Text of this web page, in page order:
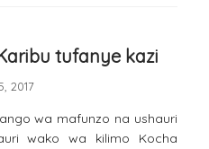
tufanye kazi
2017
wa mafunzo na ushauri
wako wa kilimo Kocha